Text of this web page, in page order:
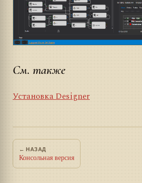
См. также
Установка Designer
← НАЗАД
Консольная версия